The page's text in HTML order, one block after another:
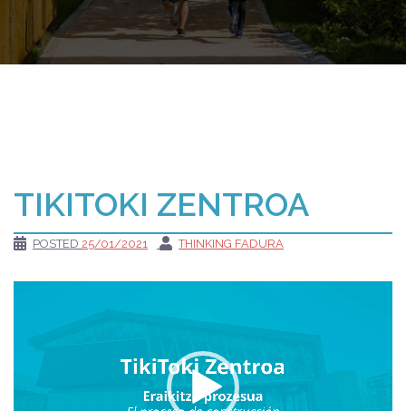
TIKITOKI ZENTROA
POSTED 25/01/2021 THINKING FADURA